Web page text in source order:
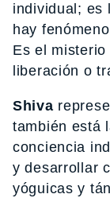
individual; es
hay
Es el
liberación o
Shiva
también está
conciencia
y desarrollar
yóguicas y